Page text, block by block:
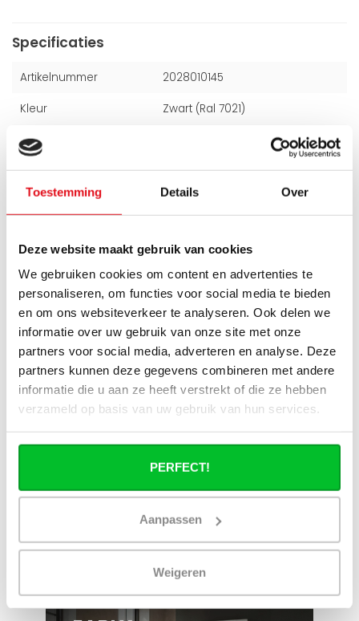
Toestemming Details Over
Deze website maakt gebruik van cookies
We gebruiken cookies om content en advertenties te
personaliseren, om functies voor social media te bieden
en om ons websiteverkeer te analyseren. Ook delen we
informatie over uw gebruik van onze site met onze
partners voor social media, adverteren en analyse. Deze
partners kunnen deze gegevens combineren met andere
informatie die u aan ze heeft verstrekt of die ze hebben
verzameld op basis van uw gebruik van hun services.
PERFECT!
Aanpassen
Weigeren
Specificaties
Artikelnummer 2028010145
Kleur Zwart (Ral 7021)
Hoogte
Breedte 2800 mm
Alle specificaties
Heb je een vraag over dit product ?
Simon helpt je graag en kan al je vragen beantwoorden.
Stuur een bericht
Ruim assortiment
Levering uit eigen
voorraad
Niet goed = Geld terug
winkel?
Nederland en België
kosten achteraf